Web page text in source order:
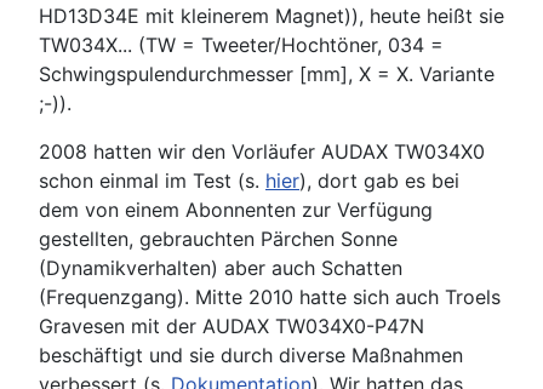
HD13D34E mit kleinerem Magnet)), heute heißt sie
TW034X... (TW = Tweeter/Hochtöner, 034 =
Schwingspulendurchmesser [mm], X = X. Variante
;-)).
2008 hatten wir den Vorläufer AUDAX TW034X0
schon einmal im Test (s. hier), dort gab es bei
dem von einem Abonnenten zur Verfügung
gestellten, gebrauchten Pärchen Sonne
(Dynamikverhalten) aber auch Schatten
(Frequenzgang). Mitte 2010 hatte sich auch Troels
Gravesen mit der AUDAX TW034X0-P47N
beschäftigt und sie durch diverse Maßnahmen
verbessert (s. Dokumentation). Wir hatten das